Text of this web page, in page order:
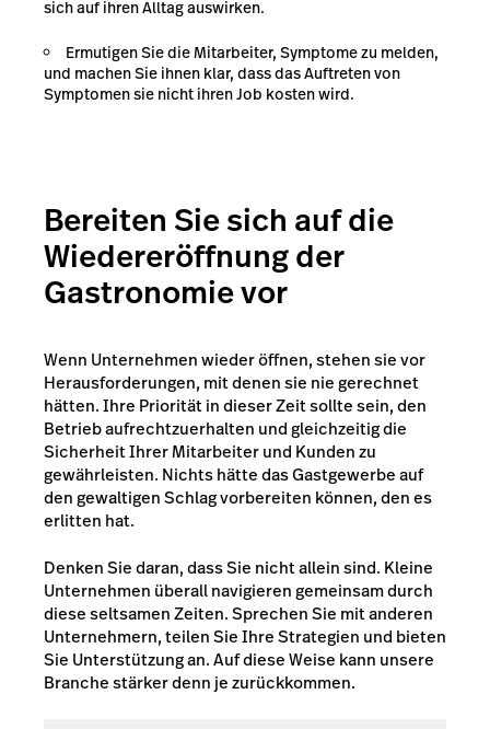
sich auf ihren Alltag auswirken.
Ermutigen Sie die Mitarbeiter, Symptome zu melden,
und machen Sie ihnen klar, dass das Auftreten von
Symptomen sie nicht ihren Job kosten wird.
Bereiten Sie sich auf die
Wiedereröffnung der
Gastronomie vor
Wenn Unternehmen wieder öffnen, stehen sie vor
Herausforderungen, mit denen sie nie gerechnet
hätten. Ihre Priorität in dieser Zeit sollte sein, den
Betrieb aufrechtzuerhalten und gleichzeitig die
Sicherheit Ihrer Mitarbeiter und Kunden zu
gewährleisten. Nichts hätte das Gastgewerbe auf
den gewaltigen Schlag vorbereiten können, den es
erlitten hat.
Denken Sie daran, dass Sie nicht allein sind. Kleine
Unternehmen überall navigieren gemeinsam durch
diese seltsamen Zeiten. Sprechen Sie mit anderen
Unternehmern, teilen Sie Ihre Strategien und bieten
Sie Unterstützung an. Auf diese Weise kann unsere
Branche stärker denn je zurückkommen.